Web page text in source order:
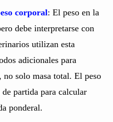
corporal: El peso en la
debe interpretarse con
utilizan esta
adicionales para
no solo masa total. El peso
partida para calcular
ponderal.